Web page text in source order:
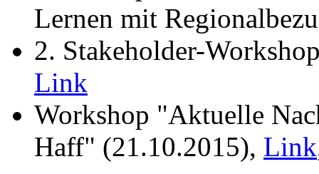
Lernen mit
2. Stakeholder-
Link
Workshop "Aktuelle
Haff" (21.10.2015), Link